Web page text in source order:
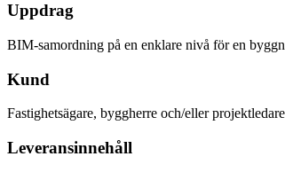
Uppdrag
BIM-samordning på en enklare nivå för en
Kund
Fastighetsägare, byggherre och/eller
Leveransinnehåll